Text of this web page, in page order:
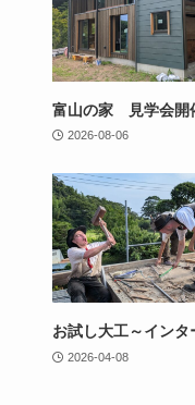
富山の家 見学会開
2026-08-06
お試し大工～インタ
2026-04-08